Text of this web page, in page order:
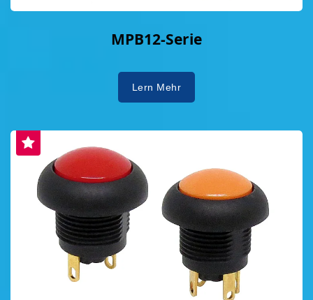
MPB12-Serie
Lern Mehr